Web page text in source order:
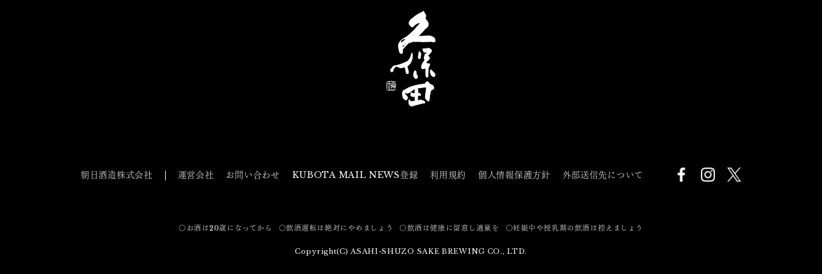
朝日酒造株式会社 運営会社 お問い合わせ KUBOTA MAIL NEWS登録 利用規約 個人情報保護方針 外部送信先について
〇お酒は20歳になってから 〇飲酒運転は絶対にやめましょう 〇飲酒は健康に留意し適量を 〇妊娠中や授乳期の飲酒は控えましょう
Copyright(C) ASAHI-SHUZO SAKE BREWING CO., LTD.